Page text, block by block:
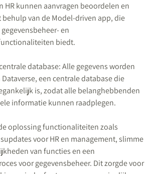
HR kunnen aanvragen beoordelen en
behulp van de Model-driven app, die
en
biedt.
database: Alle gegevens worden
een centrale database die
is, zodat alle belanghebbenden
informatie kunnen raadplegen.
oplossing functionaliteiten zoals
voor HR en management, slimme
van functies en een
voor gegevensbeheer. Dit zorgde voor